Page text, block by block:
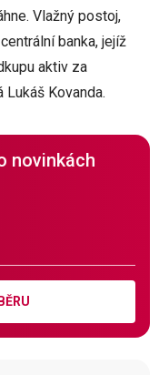
Vlažný postoj,
banka, jejíž
aktiv za
Kovanda.
novinkách